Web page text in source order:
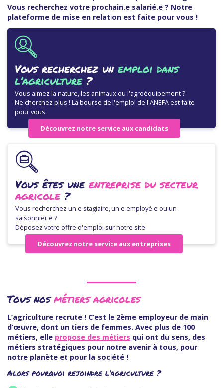
Vous recherchez votre prochain.e salarié.e ? Notre
plateforme de mise en relation est faite pour vous !
Vous recherchez un emploi dans
l’agriculture?
Vous aimez la nature, les animaux ou l'agroéquipement ?
Ne cherchez plus ! La bourse de l'emploi de l'ANEFA est faite
pour vous.
Découvrez notre service aux candidats
Vous êtes une entreprise du secteur
agricole?
Vous recherchez un.e stagiaire, un.e employé.e ou un
saisonnier.e ?
Déposez votre offre d'emploi sur notre site.
Découvrez notre service aux entreprises
Tous nosmétiers agricoles
L’agriculture recrute ! C’est le 2ème employeur de main
d’œuvre, dont un tiers de femmes. Avec plus de 100
métiers, elle propose des métiers qui ont du sens, des
métiers stratégiques pour notre avenir à tous, pour
notre planète et pour la société !
Alors pourquoi rejoindre l’agriculture ?